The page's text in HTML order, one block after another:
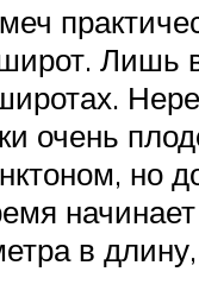
Лишь
очень
но
в